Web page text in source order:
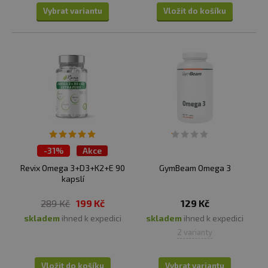
denně. Vždy se doplňků stravy se řiďte pokyny výrobce.
Omega 3 jsou jen jednou ze skupin omega mastných
kyselin. Zapomínat nesmíme ani na omega 6. I když jsou
omega 6 pro naše zdraví nezbytné, mají jedno velké
ALE. Mimo jiné i proto, že zatímco omega 3 jsou známé
pro své protizánětkové účinky, omega 6 mají naopak
prozánětlivý vliv. Ten je sice důležitý například v případě
hojení ran, na druhou stranu ale může podporovat
chronický zánět.V jídelníčku je velmi důležitý
mastných kyselin. Bohužel v současné době není
výjimkou, že omega 6 převládají, a to i v poměru 16:1.
Nepoměr může mít přitom za následek zhoršení
zvýšení glykémie.Ty jsou přitom rizikovým faktorem
Vybrat variantu Vložit do košíku
-31%
Akce
Revix Omega 3+D3+K2+E 90
kapslí
289 Kč 199 Kč
skladem ihned k expedici
Vložit do košíku
GymBeam Omega 3
129 Kč
skladem ihned k expedici
2 varianty
Vybrat variantu